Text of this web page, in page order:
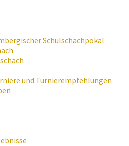
Schulschachpokal
und Turnierempfehlungen